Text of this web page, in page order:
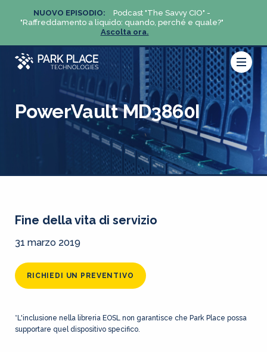
NUOVO EPISODIO:
Podcast "The Savvy CIO" -
"Raffreddamento a liquido: quando, perché e quale?"
Ascolta ora.
PowerVault MD3860I
Fine della vita di servizio
31 marzo 2019
RICHIEDI UN PREVENTIVO
*L'inclusione nella libreria EOSL non garantisce che Park Place possa
supportare quel dispositivo specifico.